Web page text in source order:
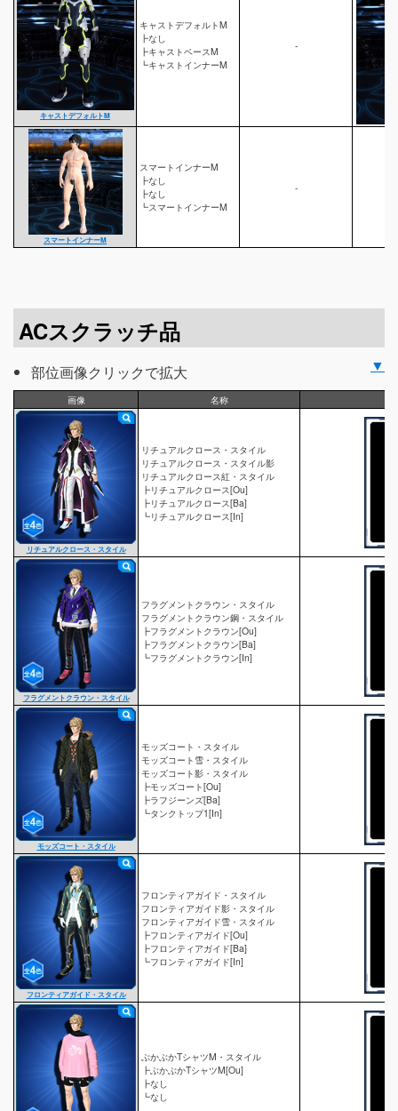
キャストデフォルトM
キャストデフォルトM
┣なし
┣キャストベースM
┗キャストインナーM
-
スマートインナーM
スマートインナーM
┣なし
┣なし
┗スマートインナーM
-
ACスクラッチ品
▼
部位画像クリックで拡大
画像 名称
リチュアルクロース・スタイル
リチュアルクロース・スタイル
リチュアルクロース・スタイル影
リチュアルクロース紅・スタイル
┣リチュアルクロース[Ou]
┣リチュアルクロース[Ba]
┗リチュアルクロース[In]
フラグメントクラウン・スタイル
フラグメントクラウン・スタイル
フラグメントクラウン鋼・スタイル
┣フラグメントクラウン[Ou]
┣フラグメントクラウン[Ba]
┗フラグメントクラウン[In]
モッズコート・スタイル
モッズコート・スタイル
モッズコート雪・スタイル
モッズコート影・スタイル
┣モッズコート[Ou]
┣ラフジーンズ[Ba]
┗タンクトップ1[In]
フロンティアガイド・スタイル
フロンティアガイド・スタイル
フロンティアガイド影・スタイル
フロンティアガイド雪・スタイル
┣フロンティアガイド[Ou]
┣フロンティアガイド[Ba]
┗フロンティアガイド[In]
ぶかぶかTシャツM・スタイル
┣ぶかぶかTシャツM[Ou]
┣なし
┗なし